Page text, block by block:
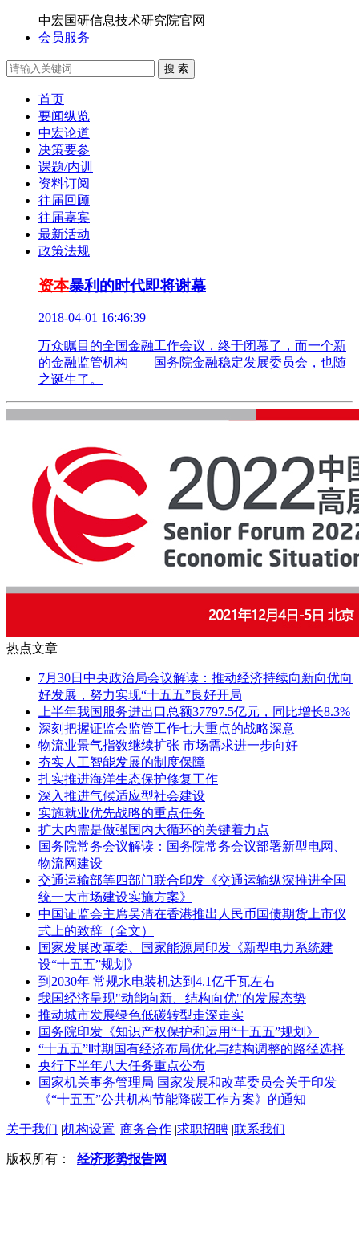
中宏国研信息技术研究院官网
会员服务
搜 索
首页
要闻纵览
中宏论道
决策要参
课题/内训
资料订阅
往届回顾
往届嘉宾
最新活动
政策法规
资本暴利的时代即将谢幕
2018-04-01 16:46:39
万众瞩目的全国金融工作会议，终于闭幕了，而一个新
的金融监管机构——国务院金融稳定发展委员会，也随
之诞生了。
热点文章
7月30日中央政治局会议解读：推动经济持续向新向优向
好发展，努力实现“十五五”良好开局
上半年我国服务进出口总额37797.5亿元，同比增长8.3%
深刻把握证监会监管工作七大重点的战略深意
物流业景气指数继续扩张 市场需求进一步向好
夯实人工智能发展的制度保障
扎实推进海洋生态保护修复工作
深入推进气候适应型社会建设
实施就业优先战略的重点任务
扩大内需是做强国内大循环的关键着力点
国务院常务会议解读：国务院常务会议部署新型电网、
物流网建设
交通运输部等四部门联合印发《交通运输纵深推进全国
统一大市场建设实施方案》
中国证监会主席吴清在香港推出人民币国债期货上市仪
式上的致辞（全文）
国家发展改革委、国家能源局印发《新型电力系统建
设“十五五”规划》
到2030年 常规水电装机达到4.1亿千瓦左右
我国经济呈现"动能向新、结构向优"的发展态势
推动城市发展绿色低碳转型走深走实
国务院印发《知识产权保护和运用“十五五”规划》
“十五五”时期国有经济布局优化与结构调整的路径选择
央行下半年八大任务重点公布
国家机关事务管理局 国家发展和改革委员会关于印发
《“十五五”公共机构节能降碳工作方案》的通知
关于我们 |机构设置 |商务合作 |求职招聘 |联系我们
版权所有： 经济形势报告网